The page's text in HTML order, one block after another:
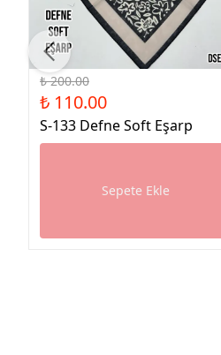
%45 İndirim
₺ 200.00
₺ 110.00
S-133 Defne Soft Eşarp
Sepete Ekle